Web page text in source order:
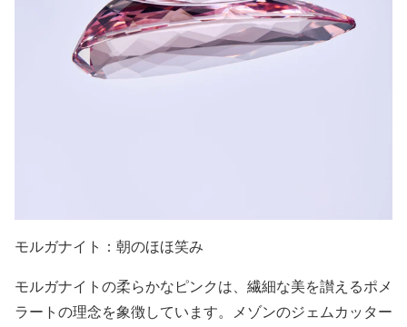
モルガナイト：朝のほほ笑み
モルガナイトの柔らかなピンクは、繊細な美を讃えるポメ
ラートの理念を象徴しています。メゾンのジェムカッター